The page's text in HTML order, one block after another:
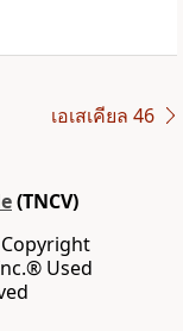
เอเสเคียล 46
(TNCV)
Used